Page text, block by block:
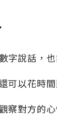
字說話，
可以花時
察對方的